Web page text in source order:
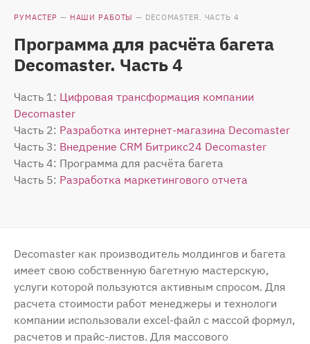
РУМАСТЕР — НАШИ РАБОТЫ — DECOMASTER. ЧАСТЬ 4
Программа для расчёта багета
Decomaster. Часть 4
Часть 1: Цифровая трансформация компании
Decomaster
Часть 2: Разработка интернет-магазина Decomaster
Часть 3: Внедрение CRM Битрикс24 Decomaster
Часть 4: Программа для расчёта багета
Часть 5: Разработка маркетингового отчета
Decomaster как производитель молдингов и багета
имеет свою собственную багетную мастерскую,
услуги которой пользуются активным спросом. Для
расчета стоимости работ менеджеры и технологи
компании использовали excel-файл с массой формул,
расчетов и прайс-листов. Для массового